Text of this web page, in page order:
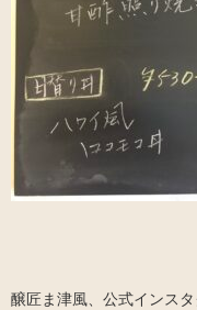
醸匠ま津風、公式インス